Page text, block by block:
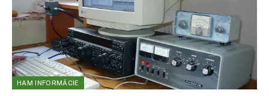
HAM INFORMÁCIE